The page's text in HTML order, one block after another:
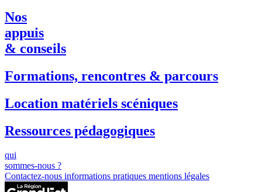
Nos
appuis
& conseils
Formations, rencontres & parcours
Location matériels scéniques
Ressources pédagogiques
qui
sommes-nous ?
Contactez-nous informations pratiques mentions légales